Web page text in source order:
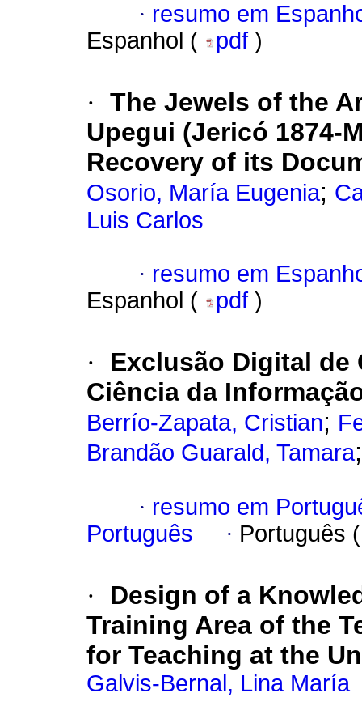
· resumo em
Espanhol (
pdf )
· The Jewels of the
Upegui (Jericó 1874-
Recovery of its
Osorio, María Eugenia;
Luis Carlos
· resumo em
Espanhol (
pdf )
·
Exclusão Digital de
Ciência da
Berrío-Zapata, Cristian;
Brandão Guarald, Tamara
· resumo em
Português
· Português
·
Design of a
Training Area of the
for Teaching at the
Galvis-Bernal, Lina María